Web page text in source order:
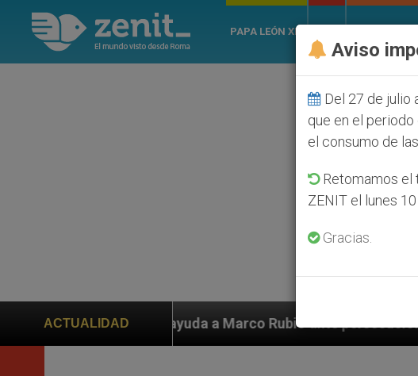
PAPA LEÓN XIV
ACTUALIDAD
ayuda a Marco Rubio ante persecución de colonos judíos
Aviso
Del 27 de julio
que en el
el consumo de
Retomamos el
ZENIT el lunes
Gracias.